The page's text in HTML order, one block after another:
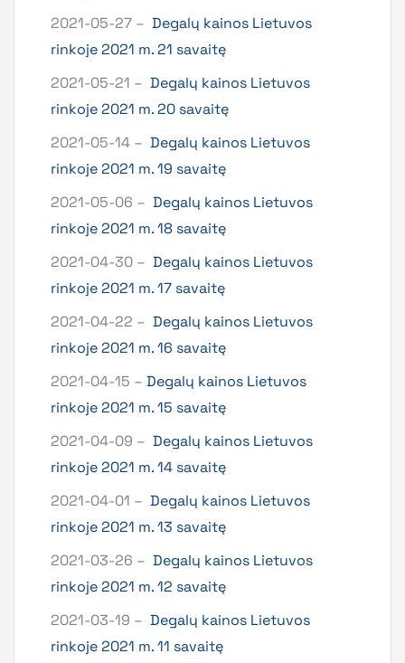
2021-05-27 – Degalų kainos Lietuvos
rinkoje 2021 m. 21 savaitę
2021-05-21 – Degalų kainos Lietuvos
rinkoje 2021 m. 20 savaitę
2021-05-14 – Degalų kainos Lietuvos
rinkoje 2021 m. 19 savaitę
2021-05-06 – Degalų kainos Lietuvos
rinkoje 2021 m. 18 savaitę
2021-04-30 – Degalų kainos Lietuvos
rinkoje 2021 m. 17 savaitę
2021-04-22 – Degalų kainos Lietuvos
rinkoje 2021 m. 16 savaitę
2021-04-15 – Degalų kainos Lietuvos
rinkoje 2021 m. 15 savaitę
2021-04-09 – Degalų kainos Lietuvos
rinkoje 2021 m. 14 savaitę
2021-04-01 – Degalų kainos Lietuvos
rinkoje 2021 m. 13 savaitę
2021-03-26 – Degalų kainos Lietuvos
rinkoje 2021 m. 12 savaitę
2021-03-19 – Degalų kainos Lietuvos
rinkoje 2021 m. 11 savaitę